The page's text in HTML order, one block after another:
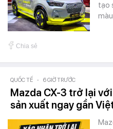
tạo
Chia sẻ
QUỐC TẾ - 6 GIỜ TRƯỚC
Mazda CX-3 trở lại
sản xuất ngay gần